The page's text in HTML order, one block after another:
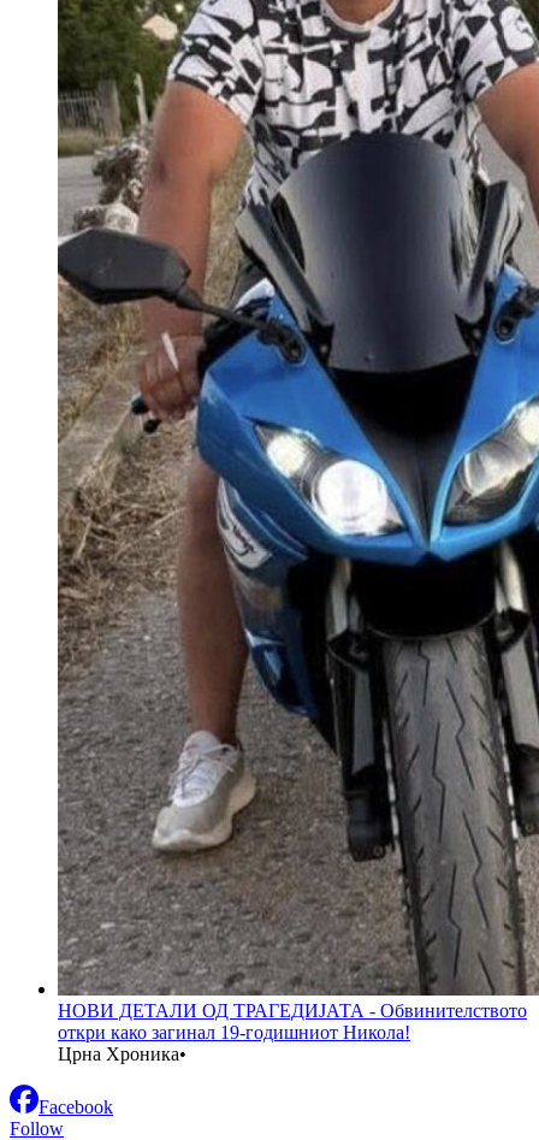
НОВИ ДЕТАЛИ ОД ТРАГЕДИЈАТА - Обвинителството
откри како загинал 19-годишниот Никола!
Црна Хроника•
Facebook
Follow